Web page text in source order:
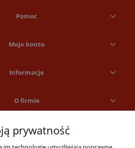
Pomoc
Moje konto
Informacje
O firmie
prywatność